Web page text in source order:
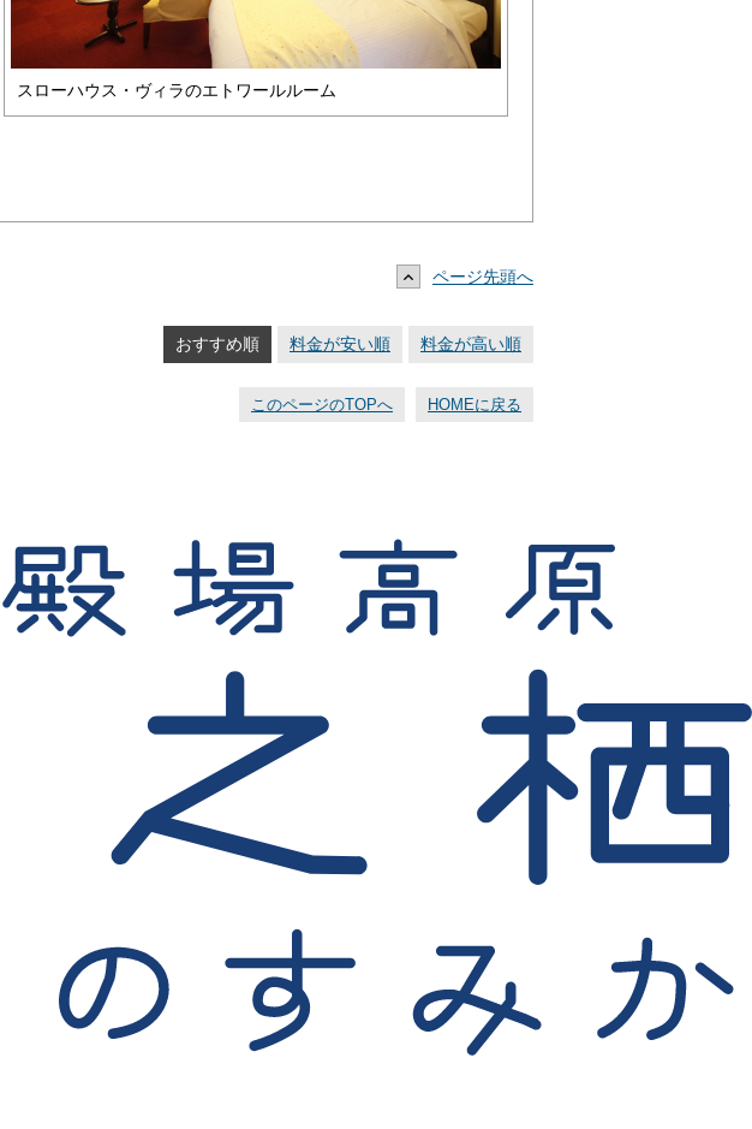
スローハウス・ヴィラのエトワールルーム
ページ先頭へ
おすすめ順 料金が安い順 料金が高い順
このページのTOPへ HOMEに戻る